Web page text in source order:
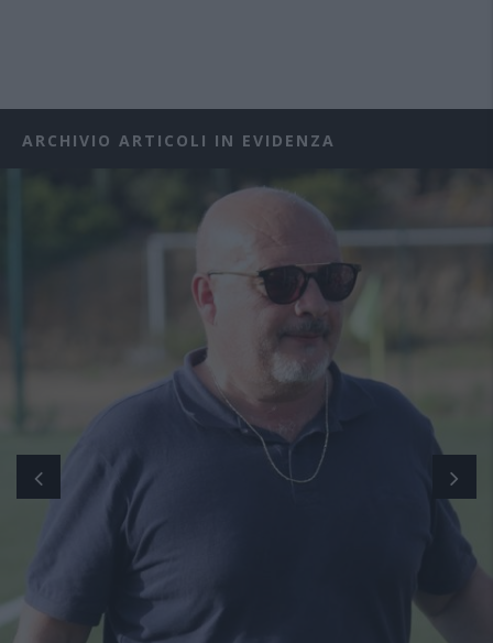
ARCHIVIO ARTICOLI IN EVIDENZA